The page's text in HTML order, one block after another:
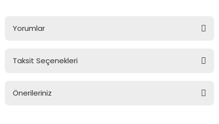
Yorumlar
Bu ürüne ilk yorumu siz yapın!
Taksit Seçenekleri
Önerileriniz